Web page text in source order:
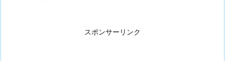
スポンサーリンク